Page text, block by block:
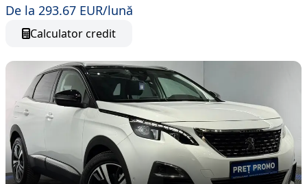
De la 293.67 EUR/lună
Calculator credit